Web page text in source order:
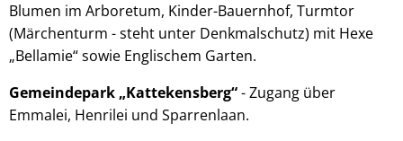
Blumen im Arboretum, Kinder-Bauernhof, Turmtor
(Märchenturm - steht unter Denkmalschutz) mit Hexe
„Bellamie“ sowie Englischem Garten.
Gemeindepark „Kattekensberg“- Zugang über
Emmalei, Henrilei und Sparrenlaan.